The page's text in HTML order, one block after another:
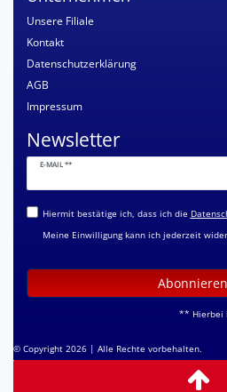
Unsere Filiale
Kontakt
Datenschutzerklärung
AGB
Impressum
Newsletter
E-MAIL **
Newsletter
Honig
Hiermit bestätige ich, dass ich die
Meine Einwilligung kann ich jederzeit
Abonnieren
** Hierbei
© Copyright 2026 | Alle Rechte vorbehalten.